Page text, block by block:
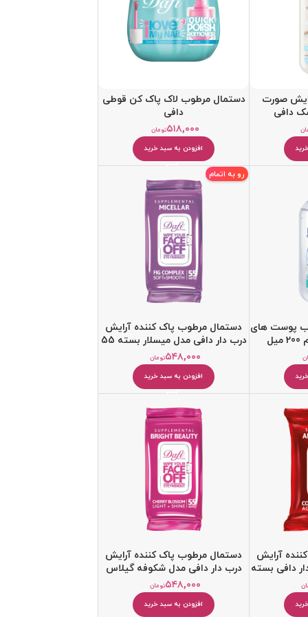
صورت
دافی
دستمال مرطوب لاک پاک کن قوطی
دافی
تومان۵۱۸,۰۰۰
افزودن به سبد خرید
پوست های
رو به اتمام
دستمال مرطوب پاک کننده آرایش
درب دار دافی مدل میسلار بسته 55
عددیتومان۵۴۸,۰۰۰
افزودن به سبد خرید
آرایش
دافی بسته
دستمال مرطوب پاک کننده آرایش
درب دار دافی مدل شکوفه گیلاس
ژاپنی بسته 55 عددی تومان۵۴۸,۰۰۰
افزودن به سبد خرید